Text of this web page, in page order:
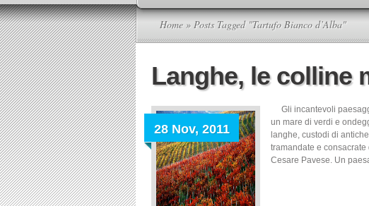
Home » Posts Tagged "Tartufo Bianco d’Alba"
Langhe, le colline
28 Nov, 2011
Gli incantevoli
un mare di verdi e
langhe, custodi di
tramandate e
Cesare Pavese. Un